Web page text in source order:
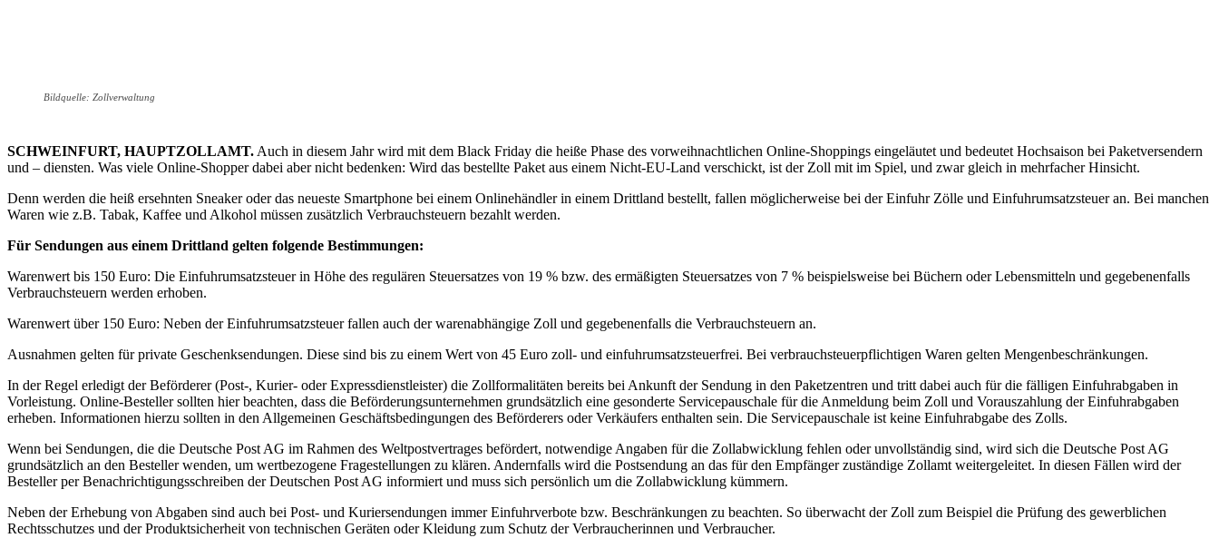
Bildquelle: Zollverwaltung
SCHWEINFURT, HAUPTZOLLAMT. Auch in diesem Jahr wird mit dem Black Friday die heiße Phase des vorweihnachtlichen Online-Shoppings eingeläutet und bedeutet Hochsaison bei Paketversendern
und – diensten. Was viele Online-Shopper dabei aber nicht bedenken: Wird das bestellte Paket aus einem Nicht-EU-Land verschickt, ist der Zoll mit im Spiel, und zwar gleich in mehrfacher Hinsicht.
Denn werden die heiß ersehnten Sneaker oder das neueste Smartphone bei einem Onlinehändler in einem Drittland bestellt, fallen möglicherweise bei der Einfuhr Zölle und Einfuhrumsatzsteuer an. Bei manchen
Waren wie z.B. Tabak, Kaffee und Alkohol müssen zusätzlich Verbrauchsteuern bezahlt werden.
Für Sendungen aus einem Drittland gelten folgende Bestimmungen:
Warenwert bis 150 Euro: Die Einfuhrumsatzsteuer in Höhe des regulären Steuersatzes von 19 % bzw. des ermäßigten Steuersatzes von 7 % beispielsweise bei Büchern oder Lebensmitteln und gegebenenfalls
Verbrauchsteuern werden erhoben.
Warenwert über 150 Euro: Neben der Einfuhrumsatzsteuer fallen auch der warenabhängige Zoll und gegebenenfalls die Verbrauchsteuern an.
Ausnahmen gelten für private Geschenksendungen. Diese sind bis zu einem Wert von 45 Euro zoll- und einfuhrumsatzsteuerfrei. Bei verbrauchsteuerpflichtigen Waren gelten Mengenbeschränkungen.
In der Regel erledigt der Beförderer (Post-, Kurier- oder Expressdienstleister) die Zollformalitäten bereits bei Ankunft der Sendung in den Paketzentren und tritt dabei auch für die fälligen Einfuhrabgaben in
Vorleistung. Online-Besteller sollten hier beachten, dass die Beförderungsunternehmen grundsätzlich eine gesonderte Servicepauschale für die Anmeldung beim Zoll und Vorauszahlung der Einfuhrabgaben
erheben. Informationen hierzu sollten in den Allgemeinen Geschäftsbedingungen des Beförderers oder Verkäufers enthalten sein. Die Servicepauschale ist keine Einfuhrabgabe des Zolls.
Wenn bei Sendungen, die die Deutsche Post AG im Rahmen des Weltpostvertrages befördert, notwendige Angaben für die Zollabwicklung fehlen oder unvollständig sind, wird sich die Deutsche Post AG
grundsätzlich an den Besteller wenden, um wertbezogene Fragestellungen zu klären. Andernfalls wird die Postsendung an das für den Empfänger zuständige Zollamt weitergeleitet. In diesen Fällen wird der
Besteller per Benachrichtigungsschreiben der Deutschen Post AG informiert und muss sich persönlich um die Zollabwicklung kümmern.
Neben der Erhebung von Abgaben sind auch bei Post- und Kuriersendungen immer Einfuhrverbote bzw. Beschränkungen zu beachten. So überwacht der Zoll zum Beispiel die Prüfung des gewerblichen
Rechtsschutzes und der Produktsicherheit von technischen Geräten oder Kleidung zum Schutz der Verbraucherinnen und Verbraucher.